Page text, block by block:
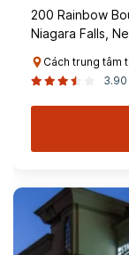
200 Rainbow
Niagara Falls,
Cách trung tâm
3.90